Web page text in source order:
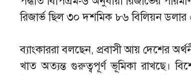
রিজার্ভ ছিল ৩০ দশমিক ৮৬ বিলিয়ন
ব্যাংকাররা বলছেন, প্রবাসী আয় দেশের
খাত অত্যন্ত গুরুত্বপূর্ণ ভূমিকা রাখছে।